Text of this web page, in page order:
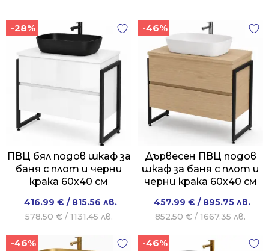
-28%
ПВЦ бял подов шкаф за
баня с плот и черни
крака 60х40 см
578.50€/ 1131.45 лв.
Original
price
578.50 €
416.99 € / 815.56 лв.
Current
price
416.99 €
-46%
Дървесен ПВЦ подов
шкаф за баня с плот и
черни крака 60х40 см
852.50€/ 1667.35 лв.
Original
price
852.50 €
457.99 € / 895.75 лв.
Current
price
457.99 €
-46% -46%